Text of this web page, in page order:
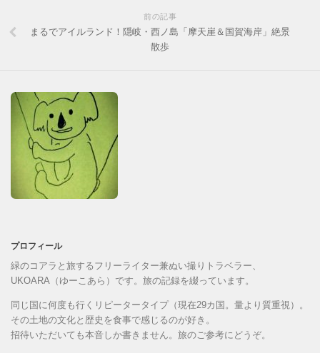
前の記事
まるでアイルランド！隠岐・西ノ島「摩天崖＆国賀海岸」絶景
散歩
プロフィール
緑のコアラと旅するフリーライター兼ぬい撮りトラベラー、
UKOARA（ゆーこあら）です。旅の記録を綴っています。
同じ国に何度も行くリピータータイプ（現在29カ国。量より質重視）。
その土地の文化と歴史を食事で感じるのが好き。
招待いただいても本音しか書きません。旅のご参考にどうぞ。